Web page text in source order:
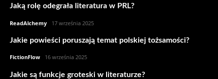
Jaką rolę odegrała literatura w PRL?
ReadAlchemy 17 września 2025
Jakie powieści poruszają temat polskiej tożsamości?
FictionFlow 16 września 2025
Jakie są funkcje groteski w literaturze?